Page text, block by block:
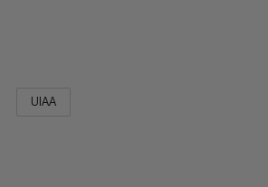
UIAA